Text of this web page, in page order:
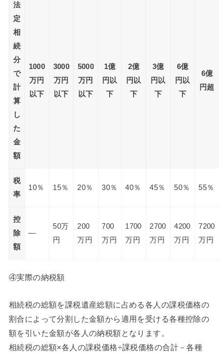
法
定
相
続
分
で
計
算
し
た
金
額
1000
万円
以下
3000
万円
以下
5000
万円
以下
1億
円以
下
2億
円以
下
3億
円以
下
6億
円以
下
6億
円超
税
率
10％ 15％ 20％ 30％ 40％ 45％ 50％ 55％
控
除
額
―
50万
円
200
万円
700
万円
1700
万円
2700
万円
4200
万円
7200
万円
④実際の納税額
相続税の総額を課税遺産総額に占める各人の課税価格の
割合によって分割した金額から適用を受ける各種控除の
額を引いた金額が各人の納税額となります。
相続税の総額×各人の課税価格÷課税価格の合計－各種